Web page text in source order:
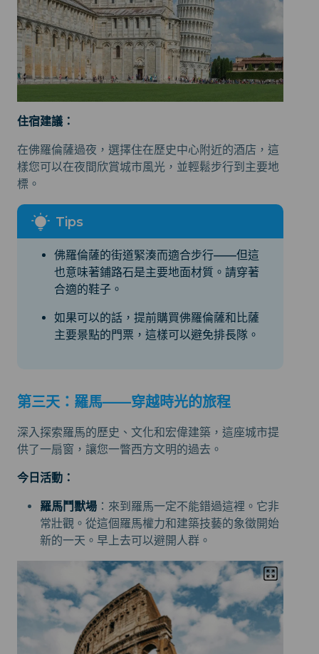
住宿建議：
在佛羅倫薩過夜，選擇住在歷史中心附近的酒店，這
樣您可以在夜間欣賞城市風光，並輕鬆步行到主要地
標。
佛羅倫薩的街道緊湊而適合步行——但這
也意味著鋪路石是主要地面材質。請穿著
合適的鞋子。
如果可以的話，提前購買佛羅倫薩和比薩
主要景點的門票，這樣可以避免排長隊。
第三天：羅馬——穿越時光的旅程
深入探索羅馬的歷史、文化和宏偉建築，這座城市提
供了一扇窗，讓您一瞥西方文明的過去。
今日活動：
羅馬鬥獸場 ：來到羅馬一定不能錯過這裡。它非
常壯觀。從這個羅馬權力和建築技藝的象徵開始
新的一天。早上去可以避開人群。